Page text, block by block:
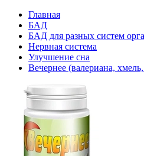
Главная
БАД
БАД для разных систем
Нервная система
Улучшение сна
Вечернее (валериана,